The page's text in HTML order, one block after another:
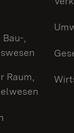
,
Raum,